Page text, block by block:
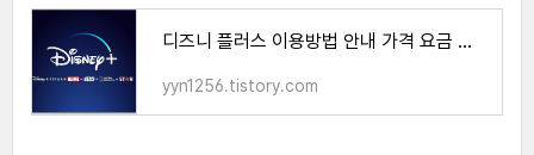
디즈니 플러스 이용방법 안내 가격 요금 최대 75% 할인 받기
yyn1256.tistory.com